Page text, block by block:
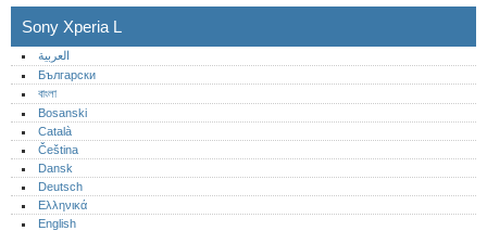
Sony Xperia L
العربية
Български
বাংলা
Bosanski
Català
Čeština
Dansk
Deutsch
Ελληνικά
English